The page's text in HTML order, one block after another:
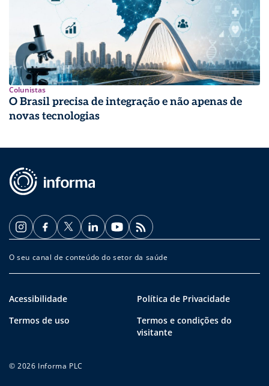
Colunistas
O Brasil precisa de integração e não apenas de
novas tecnologias
O seu canal de conteúdo do setor da saúde
Acessibilidade
Política de Privacidade
Termos de uso
Termos e condições do
visitante
© 2026 Informa PLC